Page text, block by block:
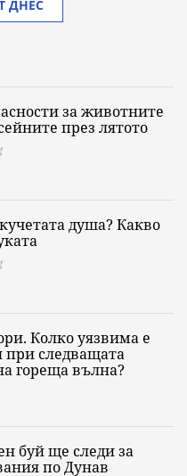
ДНЕС
за животните
през лятото
душа? Какво
Колко уязвима е
при следващата
гореща вълна?
буй ще следи за
по Дунав